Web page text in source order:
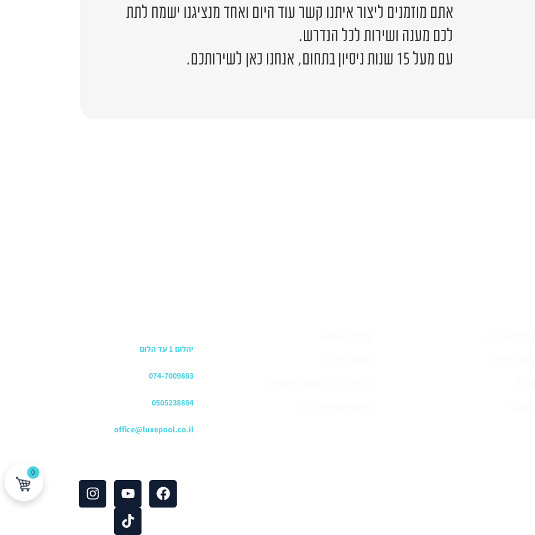
אתם מוזמנים ליצור איתנו קשר עוד היום ואחד מנציגנו ישמח לתת
לכם מענה ושירות לכל הנדרש.
עם מעל 15 שנות ניסיון בתחום, אנחנו כאן לשירותכם.
יהלום 1 עד הלום
074-7009883
0505238884
office@luxepool.co.il
0